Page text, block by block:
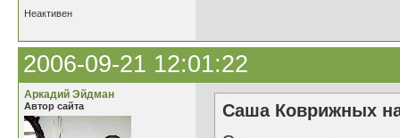
Неактивен
2006-09-21 12:01:22
Аркадий Эйдман
Автор сайта
Саша Коврижных